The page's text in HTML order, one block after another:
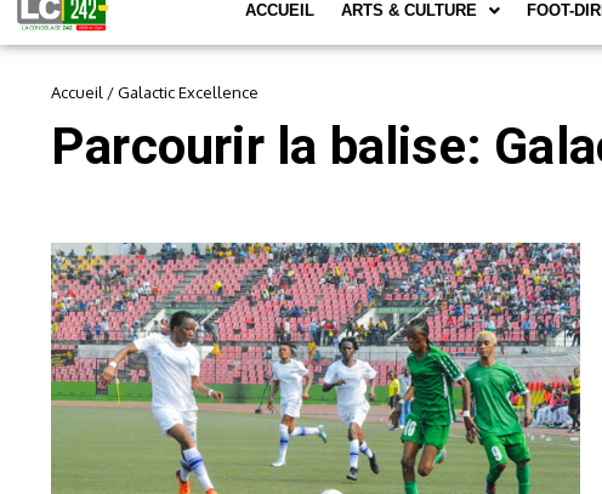
ACCUEIL ARTS & CULTURE FOOT-
Accueil /Galactic Excellence
Parcourir la balise: